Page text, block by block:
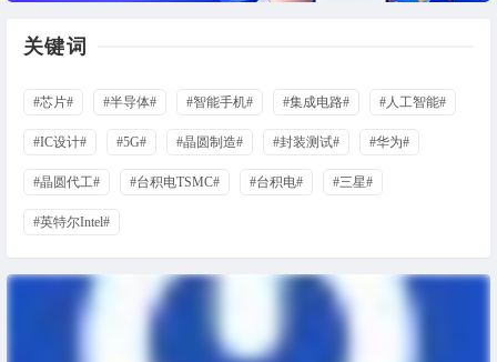
关键词
#芯片# #半导体# #智能手机# #集成电路# #人工智能#
#IC设计# #5G# #晶圆制造# #封装测试# #华为#
#晶圆代工# #台积电TSMC# #台积电# #三星#
#英特尔Intel#